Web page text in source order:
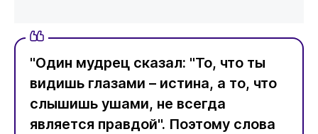
"Один мудрец сказал: "То, что ты
видишь глазами – истина, а то, что
слышишь ушами, не всегда
является правдой". Поэтому слова